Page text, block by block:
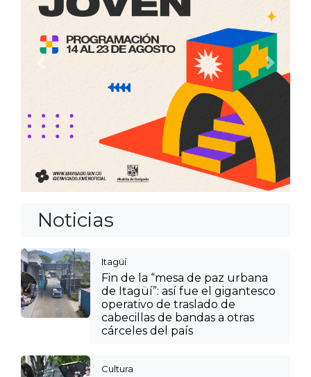
Noticias
Itagüí
Fin de la “mesa de paz urbana
de Itagüí”: así fue el gigantesco
operativo de traslado de
cabecillas de bandas a otras
cárceles del país
Cultura